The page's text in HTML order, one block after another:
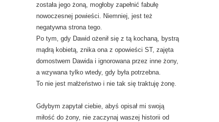
została jego żoną, mogłoby zapełnić fabułę
nowoczesnej powieści. Niemniej, jest też
negatywna strona tego.
Po tym, gdy Dawid ożenił się z tą kochaną, bystrą
mądrą kobietą, znika ona z opowieści ST, zajęta
domostwem Dawida i ignorowana przez inne żony,
a wzywana tylko wtedy, gdy była potrzebna.
To nie jest małżeństwo i nie tak się traktuję żonę.
Gdybym zapytał ciebie, abyś opisał mi swoją
miłość do żony, nie zaczynaj waszej historii od